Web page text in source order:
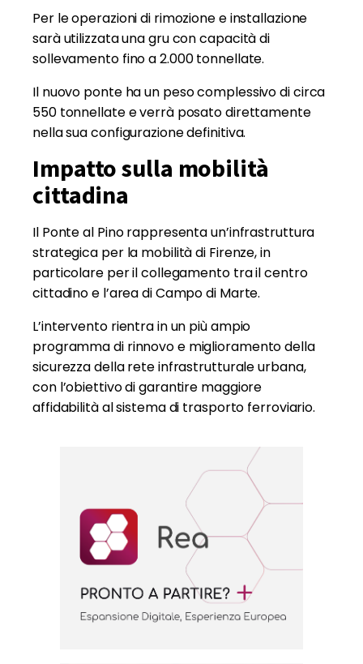
Per le operazioni di rimozione e installazione
sarà utilizzata una gru con capacità di
sollevamento fino a 2.000 tonnellate.
Il nuovo ponte ha un peso complessivo di circa
550 tonnellate e verrà posato direttamente
nella sua configurazione definitiva.
Impatto sulla mobilità
cittadina
Il Ponte al Pino rappresenta un’infrastruttura
strategica per la mobilità di Firenze, in
particolare per il collegamento tra il centro
cittadino e l’area di Campo di Marte.
L’intervento rientra in un più ampio
programma di rinnovo e miglioramento della
sicurezza della rete infrastrutturale urbana,
con l’obiettivo di garantire maggiore
affidabilità al sistema di trasporto ferroviario.